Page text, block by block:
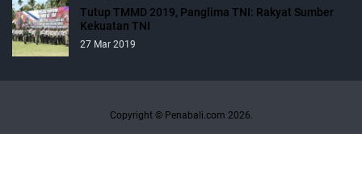
Tutup TMMD 2019, Panglima TNI: Rakyat Sumber
Kekuatan TNI
27 Mar 2019
Copyright © Penabali.com 2026.